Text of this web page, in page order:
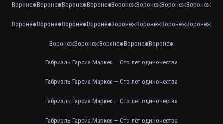
ВоронежВоронежВоронежВоронежВоронежВоронежВоронежВоронеж
ВоронежВоронежВоронежВоронежВоронежВоронежВоронежВоронеж
ВоронежВоронежВоронежВоронежВоронеж
Габриэль Гарсиа Маркес — Сто лет одиночества
Габриэль Гарсиа Маркес — Сто лет одиночества
Габриэль Гарсиа Маркес — Сто лет одиночества
Габриэль Гарсиа Маркес — Сто лет одиночества